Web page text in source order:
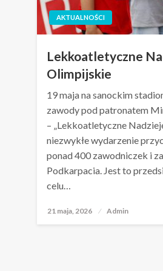
AKTUALNOŚCI
Lekkoatletyczne
Olimpijskie
19 maja na sanockim
zawody pod patronatem
– „Lekkoatletyczne
niezwykłe wydarzenie
ponad 400 zawodniczek i
Podkarpacia. Jest to
celu…
Opublikowane
21 maja, 2026 Admin